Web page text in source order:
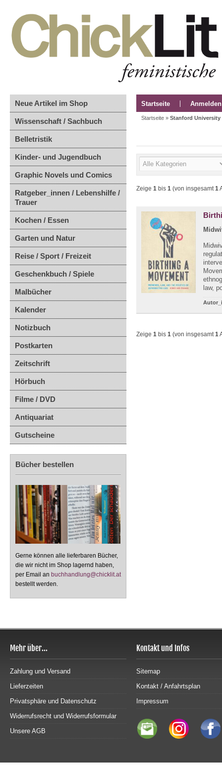
Neue Artikel im Shop
Wissenschaft / Sachbuch
Belletristik
Kinder- und Jugendbuch
Graphic Novels und Comics
Ratgeber_innen / Lebenshilfe /
Trauer
Kochen / Essen
Garten und Natur
Reise / Sport / Freizeit
Geschenkbuch / Spiele
Malbücher
Kalender
Notizbuch
Postkarten
Zeitschrift
Hörbuch
Filme / DVD
Antiquariat
Gutscheine
Bücher bestellen
Gerne können alle lieferbaren Bücher,
die wir nicht im Shop lagernd haben,
per Email an buchhandlung@chicklit.at
bestellt werden.
Startseite Anmelden
Startseite » Stanford University
Zeige 1 bis 1 (von insgesamt1
law,
Zeige 1 bis 1 (von insgesamt1
Mehr über...
Zahlung und Versand
Lieferzeiten
Privatsphäre und Datenschutz
Widerrufsrecht und Widerrufsformular
Unsere AGB
Kontakt und Infos
Sitemap
Kontakt / Anfahrtsplan
Impressum